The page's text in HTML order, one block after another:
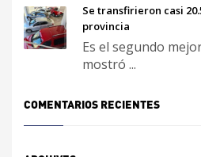
Se transfirieron casi
provincia
Es el segundo
mostró ...
COMENTARIOS RECIENTES